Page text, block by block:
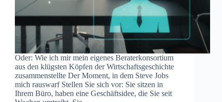
Oder: Wie ich mir mein eigenes Beraterkonsortium
aus den klügsten Köpfen der Wirtschaftsgeschichte
zusammenstellte Der Moment, in dem Steve Jobs
mich rauswarf Stellen Sie sich vor: Sie sitzen in
Ihrem Büro, haben eine Geschäftsidee, die Sie seit